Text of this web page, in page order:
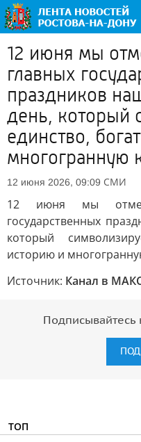
12 июня мы
главных
праздников
день, который
единство,
многогранную
12 июня 2026, 09:09 СМИ
12 июня мы
государственных
который
историю и
Источник: Канал в
ТОП